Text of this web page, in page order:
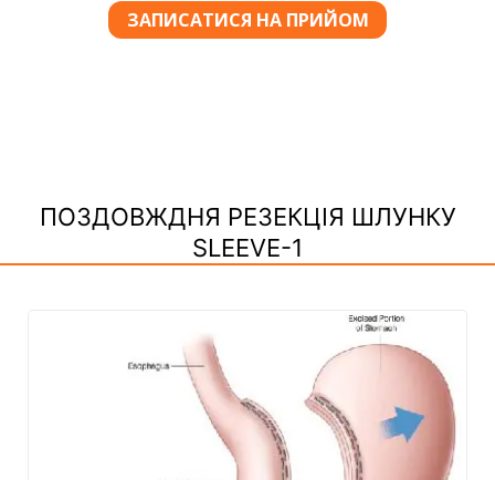
ЗАПИСАТИСЯ НА ПРИЙОМ
ПОЗДОВЖДНЯ РЕЗЕКЦІЯ ШЛУНКУ
SLEEVE-1